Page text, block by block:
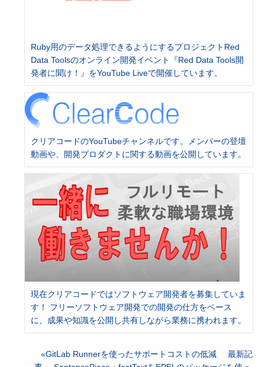
Ruby用のデータ処理できるようにするプロジェクトRed
Data Toolsのオンライン開発イベント『Red Data Tools開
発者に聞け！』をYouTube Liveで開催しています。
クリアコードのYouTubeチャンネルです。メンバーの登壇
動画や、開発プロダクトに関する動画を公開しています。
現在クリアコードではソフトウェア開発者を募集していま
す！ フリーソフトウェア開発での開発の仕方をベース
に、成果や知識を公開し共有しながら業務に携われます。
GitLab Runnerを使ったサポートコストの低減
最新記